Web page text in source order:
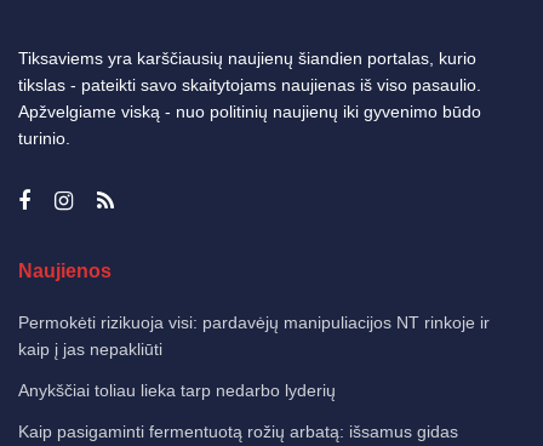
Tiksaviems yra karščiausių naujienų šiandien portalas, kurio
tikslas - pateikti savo skaitytojams naujienas iš viso pasaulio.
Apžvelgiame viską - nuo politinių naujienų iki gyvenimo būdo
turinio.
Naujienos
Permokėti rizikuoja visi: pardavėjų manipuliacijos NT rinkoje ir
kaip į jas nepakliūti
Anykščiai toliau lieka tarp nedarbo lyderių
Kaip pasigaminti fermentuotą rožių arbatą: išsamus gidas